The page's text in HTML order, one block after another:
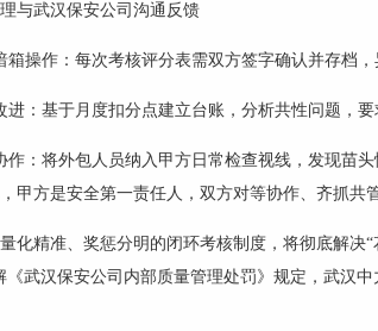
与武汉保安公司沟通反馈
箱操作：每次考核评分表需双方签字确认并存档，
进：基于月度扣分点建立台账，分析共性问题，
作：将外包人员纳入甲方日常检查视线，发现苗
甲方是安全第一责任人，双方对等协作、齐抓共管
化精准、奖惩分明的闭环考核制度，将彻底解决“
《武汉保安公司内部质量管理处罚》规定，武汉中